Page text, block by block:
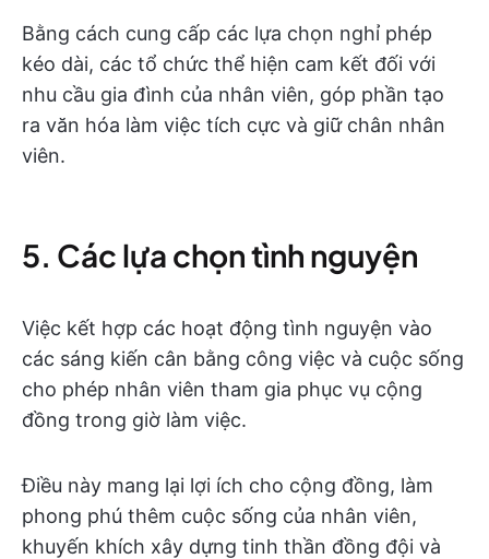
Bằng cách cung cấp các lựa chọn nghỉ phép
kéo dài, các tổ chức thể hiện cam kết đối với
nhu cầu gia đình của nhân viên, góp phần tạo
ra văn hóa làm việc tích cực và giữ chân nhân
viên.
5. Các lựa chọn tình nguyện
Việc kết hợp các hoạt động tình nguyện vào
các sáng kiến cân bằng công việc và cuộc sống
cho phép nhân viên tham gia phục vụ cộng
đồng trong giờ làm việc.
Điều này mang lại lợi ích cho cộng đồng, làm
phong phú thêm cuộc sống của nhân viên,
khuyến khích xây dựng tinh thần đồng đội và